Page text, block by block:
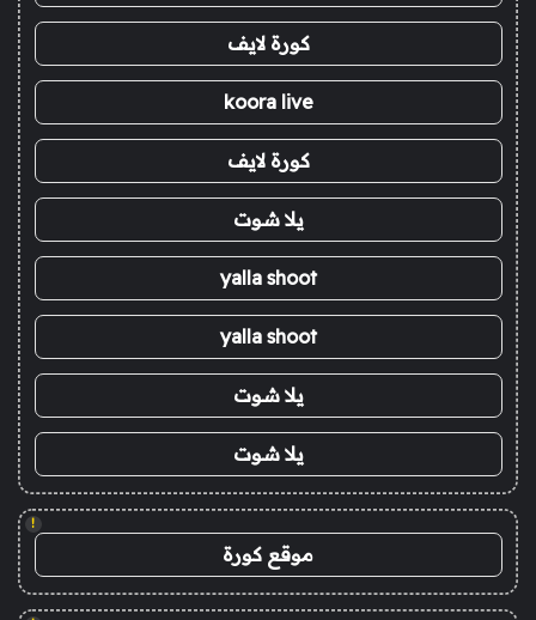
كورة لايف
koora live
كورة لايف
يلا شوت
yalla shoot
yalla shoot
يلا شوت
يلا شوت
!
موقع كورة